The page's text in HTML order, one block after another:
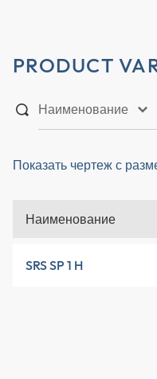
PRODUCT
Показать чертеж с
Наименование
SRS SP 1 H